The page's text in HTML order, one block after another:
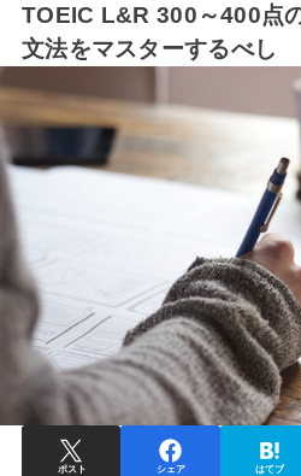
TOEIC L&R 300～400点
文法をマスターするべし
ポスト シェア はてブ